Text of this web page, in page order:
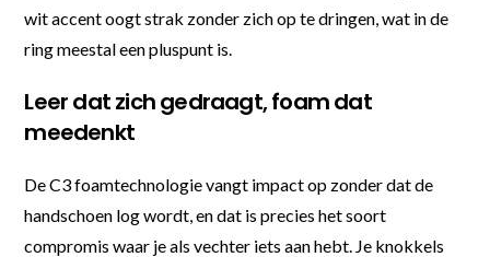
wit accent oogt strak zonder zich op te dringen, wat in de
ring meestal een pluspunt is.
Leer dat zich gedraagt, foam dat
meedenkt
De C3 foamtechnologie vangt impact op zonder dat de
handschoen log wordt, en dat is precies het soort
compromis waar je als vechter iets aan hebt. Je knokkels